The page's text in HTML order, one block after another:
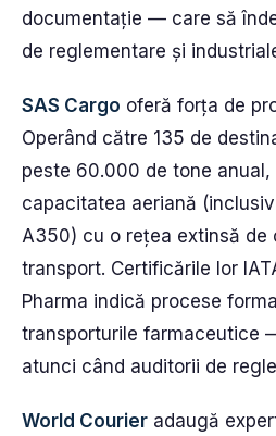
documentație — care să
de reglementare și
SAS Cargo oferă forța de
Operând către 135 de
peste 60.000 de tone anual,
capacitatea aeriană
A350) cu o rețea extinsă de
transport. Certificările lor
Pharma indică procese
transporturile farmaceutice
atunci când auditorii de
World Courier adaugă